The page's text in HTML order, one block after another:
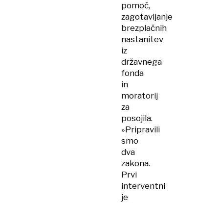
pomoč,
zagotavljanje
brezplačnih
nastanitev
iz
državnega
fonda
in
moratorij
za
posojila.
»Pripravili
smo
dva
zakona.
Prvi
interventni
je